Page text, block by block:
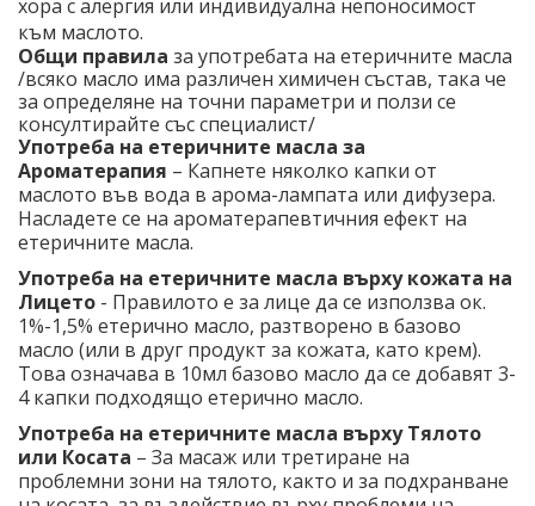
хора с алергия или индивидуална непоносимост
към маслото.
Общи правила за употребата на етеричните масла
/всяко масло има различен химичен състав, така че
за определяне на точни параметри и ползи се
консултирайте със специалист/
Употреба на етеричните масла за
Ароматерапия – Капнете няколко капки от
маслото във вода в арома-лампата или дифузера.
Насладете се на ароматерапевтичния ефект на
етеричните масла.
Употреба на етеричните масла върху кожата на
Лицето - Правилото е за лице да се използва ок.
1%-1,5% етерично масло, разтворено в базово
масло (или в друг продукт за кожата, като крем).
Това означава в 10мл базово масло да се добавят 3-
4 капки подходящо етерично масло.
Употреба на етеричните масла върху Тялото
или Косата – За масаж или третиране на
проблемни зони на тялото, както и за подхранване